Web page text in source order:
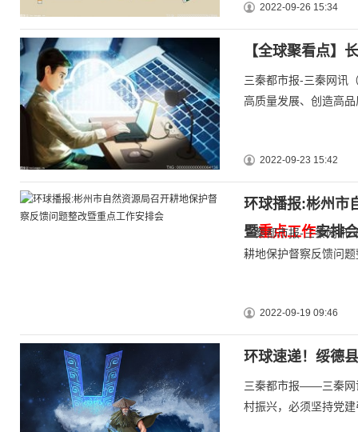
2022-09-26 15:34
【全球聚看点】
三秦都市报-三秦网讯
高质量发展、创造高
2022-09-23 15:42
环球播报:彬州市
暨重点工作安排会
三秦都市报-三秦网讯
耕地保护督察反馈问
2022-09-19 09:46
环球速递！绥德
三秦都市报——三秦网
村振兴，必须坚持党